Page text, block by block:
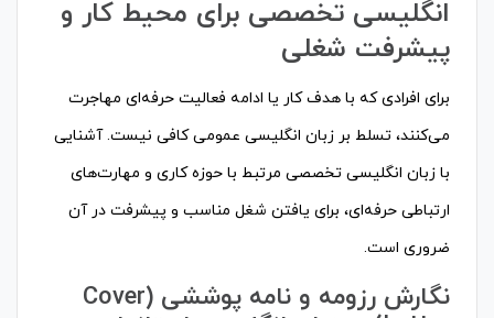
انگلیسی تخصصی برای محیط کار و
پیشرفت شغلی
برای افرادی که با هدف کار یا ادامه فعالیت حرفه‌ای مهاجرت
می‌کنند، تسلط بر زبان انگلیسی عمومی کافی نیست. آشنایی
با زبان انگلیسی تخصصی مرتبط با حوزه کاری و مهارت‌های
ارتباطی حرفه‌ای، برای یافتن شغل مناسب و پیشرفت در آن
ضروری است.
نگارش رزومه و نامه پوششی (Cover